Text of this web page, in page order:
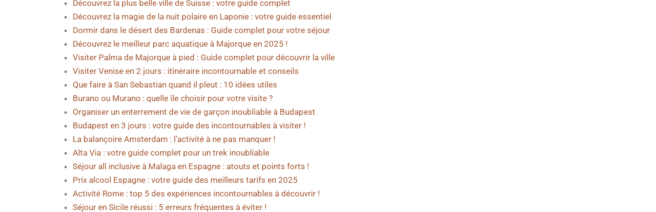
Découvrez la plus belle ville de Suisse : votre guide complet
Découvrez la magie de la nuit polaire en Laponie : votre guide essentiel
Dormir dans le désert des Bardenas : Guide complet pour votre séjour
Découvrez le meilleur parc aquatique à Majorque en 2025 !
Visiter Palma de Majorque à pied : Guide complet pour découvrir la ville
Visiter Venise en 2 jours : itinéraire incontournable et conseils
Que faire à San Sebastian quand il pleut : 10 idées utiles
Burano ou Murano : quelle île choisir pour votre visite ?
Organiser un enterrement de vie de garçon inoubliable à Budapest
Budapest en 3 jours : votre guide des incontournables à visiter !
La balançoire Amsterdam : l’activité à ne pas manquer !
Alta Via : votre guide complet pour un trek inoubliable
Séjour all inclusive à Malaga en Espagne : atouts et points forts !
Prix alcool Espagne : votre guide des meilleurs tarifs en 2025
Activité Rome : top 5 des expériences incontournables à découvrir !
Séjour en Sicile réussi : 5 erreurs fréquentes à éviter !